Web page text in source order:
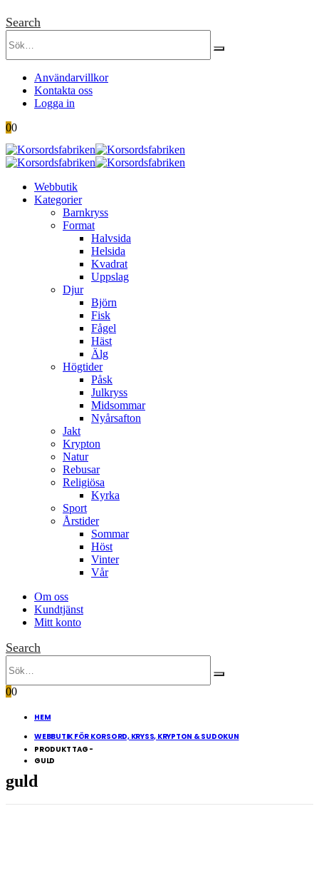
Search
Användarvillkor
Kontakta oss
Logga in
00
Webbutik
Kategorier
Barnkryss
Format
Halvsida
Helsida
Kvadrat
Uppslag
Djur
Björn
Fisk
Fågel
Häst
Älg
Högtider
Påsk
Julkryss
Midsommar
Nyårsafton
Jakt
Krypton
Natur
Rebusar
Religiösa
Kyrka
Sport
Årstider
Sommar
Höst
Vinter
Vår
Om oss
Kundtjänst
Mitt konto
Search
00
HEM
WEBBUTIK FÖR KORSORD, KRYSS, KRYPTON & SUDOKUN
PRODUKT TAG -
GULD
guld